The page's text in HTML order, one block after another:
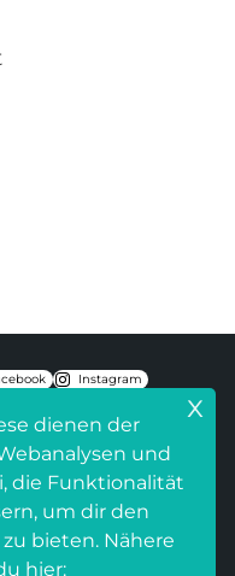
Instagram
dienen der
und
die Funktionalität
um dir den
bieten. Nähere
hier:
x